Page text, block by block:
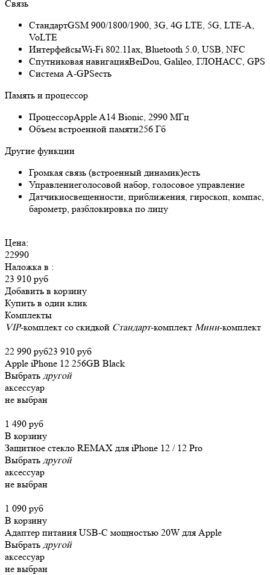
Связь
СтандартGSM 900/1800/1900, 3G, 4G LTE, 5G, LTE-A,
VoLTE
ИнтерфейсыWi-Fi 802.11ax, Bluetooth 5.0, USB, NFC
Спутниковая навигацияBeiDou, Galileo, ГЛОНАСС, GPS
Cистема A-GPSесть
Память и процессор
ПроцессорApple A14 Bionic, 2990 МГц
Объем встроенной памяти256 Гб
Другие функции
Громкая связь (встроенный динамик)есть
Управлениеголосовой набор, голосовое управление
Датчикиосвещенности, приближения, гироскоп, компас,
барометр, разблокировка по лицу
Цена:
22990
Наложка в :
23 910 руб
Добавить в корзину
Купить в один клик
Комплекты
VIP-комплект со скидкой Стандарт-комплект Мини-комплект
22 990 руб23 910 руб
Apple iPhone 12 256GB Black
Выбрать другой
аксессуар
не выбран
1 490 руб
В корзину
Защитное стекло REMAX для iPhone 12 / 12 Pro
Выбрать другой
аксессуар
не выбран
1 090 руб
В корзину
Адаптер питания USB-C мощностью 20W для Apple
Выбрать другой
аксессуар
не выбран